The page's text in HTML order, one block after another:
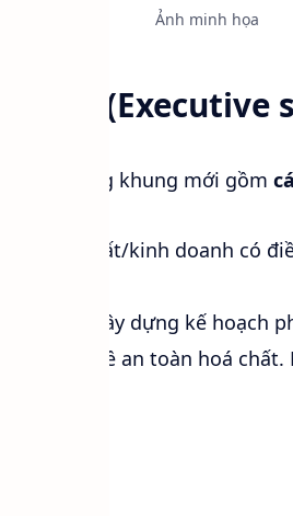
Ảnh minh họa
hành (Executive
áp dụng khung mới gồm
chất sản xuất/kinh doanh có
chất phải xây dựng kế hoạch
đào tạo về an toàn hoá chất.